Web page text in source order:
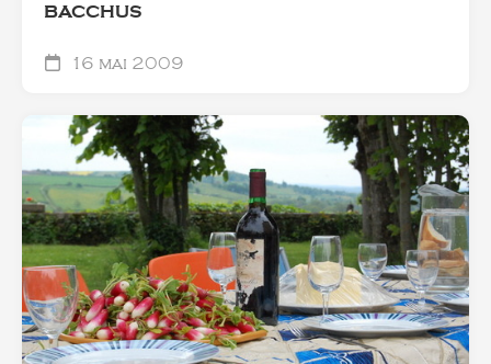
BACCHUS
16 mai 2009